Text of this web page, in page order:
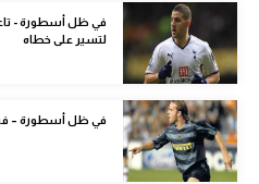
في المونديال
رياضة نسائية
آسيا
أمريكا
في ظل أسطورة -
لتسير على خطاه
في ظل أسطورة –